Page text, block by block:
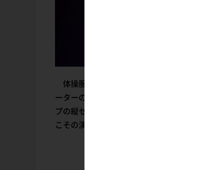
体操服や浴衣姿など、フィギュアに布製衣
ーターのhitomio拾六氏が描くオリジナルキ
プの縦セーター×ガーターベルトというセク
こその演出が楽しめる遊び心溢れる仕様とな